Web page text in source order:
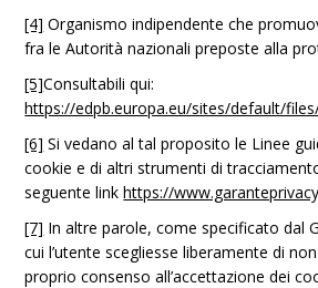
[4] Organismo indipendente che
fra le Autorità nazionali preposte alla
[5]Consultabili qui:
https://edpb.europa.eu/sites/default/
[6] Si vedano al tal proposito le Linee
cookie e di altri strumenti di
seguente linkhttps://
[7] In altre parole, come specificato dal
cui l’utente scegliesse liberamente di
proprio consenso all’accettazione dei